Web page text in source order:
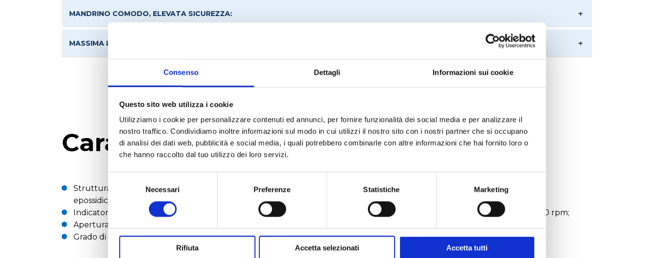
Consenso Dettagli Informazioni sui cookie
Questo sito web utilizza i cookie
Utilizziamo i cookie per personalizzare contenuti ed annunci, per fornire funzionalità dei social media e per analizzare il
nostro traffico. Condividiamo inoltre informazioni sul modo in cui utilizzi il nostro sito con i nostri partner che si occupano
di analisi dei dati web, pubblicità e social media, i quali potrebbero combinarle con altre informazioni che hai fornito loro o
che hanno raccolto dal tuo utilizzo dei loro servizi.
del
consenso
Necessari Preferenze Statistiche Marketing
Rifiuta Accetta selezionati Accetta tutti
MANDRINO COMODO, ELEVATA SICUREZZA:
MASSIMA LONGEVITÀ POSSIBILE:
RICHIEDI UN PREVENTIVO
Caratteristiche tecniche
Struttura: tecnopolimero e lega di alluminio con vernicicatura
epossidica;
Indicatore velocità: scala graduata;
Apertura mandrino: 1 - 10 mm;
Grado di protezione CEI EN 60529: IP 40;
Peso: 2.3 Kg;
Dimensioni (LxHxP): 80x215x196 mm.
Regolazione elettronica della velocità (giri): 50 - 2000 rpm;
Temperatura ambiente di utilizzo: 0 - 40 °C.